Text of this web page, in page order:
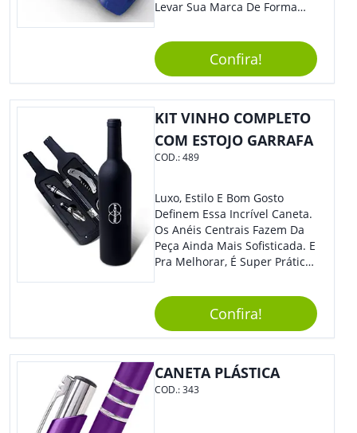
Levar Sua Marca De Forma
Sua Empresa Em Eventos,
Reuniões Corporativas Ou Até
Mesmo Para Presentear
Colaboradores E Parceiros De
Sua Empresa.
Confira!
KIT VINHO COMPLETO
COM ESTOJO GARRAFA
COD.:489
Luxo, Estilo E Bom Gosto
Definem Essa Incrível Caneta.
Os Anéis Centrais Fazem Da
Peça Ainda Mais Sofisticada. E
Pra Melhorar, É Super Prática
Por Giro. É De Impressionar!
Confira!
CANETA PLÁSTICA
COD.:343